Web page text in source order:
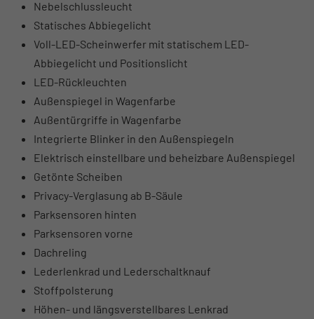
Nebelschlussleucht
Statisches Abbiegelicht
Voll-LED-Scheinwerfer mit statischem LED-
Abbiegelicht und Positionslicht
LED-Rückleuchten
Außenspiegel in Wagenfarbe
Außentürgriffe in Wagenfarbe
Integrierte Blinker in den Außenspiegeln
Elektrisch einstellbare und beheizbare Außenspiegel
Getönte Scheiben
Privacy-Verglasung ab B-Säule
Parksensoren hinten
Parksensoren vorne
Dachreling
Lederlenkrad und Lederschaltknauf
Stoffpolsterung
Höhen- und längsverstellbares Lenkrad